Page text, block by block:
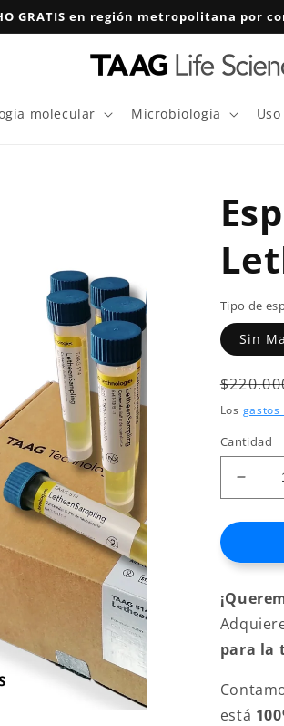
GRATIS en región metropolitana por
molecular Microbiología
Tipo de
Sin
Precio
Los gastos
Cantidad
para
seca
10ml
X
para la
está